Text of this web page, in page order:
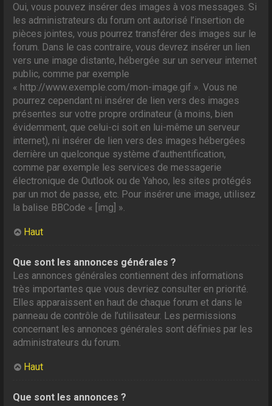
Oui, vous pouvez insérer des images à vos messages. Si
les administrateurs du forum ont autorisé l’insertion de
pièces jointes, vous pourrez transférer des images sur le
forum. Dans le cas contraire, vous devrez insérer un lien
vers une image distante, hébergée sur un serveur internet
public, comme par exemple
« http://www.exemple.com/mon-image.gif ». Vous ne
pourrez cependant ni insérer de lien vers des images
présentes sur votre propre ordinateur (à moins, bien
évidemment, que celui-ci soit en lui-même un serveur
internet), ni insérer de lien vers des images hébergées
derrière un quelconque système d’authentification,
comme par exemple les services de messagerie
électronique de Outlook ou de Yahoo, les sites protégés
par un mot de passe, etc. Pour insérer une image, utilisez
la balise BBCode « [img] ».
Haut
Que sont les annonces générales ?
Les annonces générales contiennent des informations
très importantes que vous devriez consulter en priorité.
Elles apparaissent en haut de chaque forum et dans le
panneau de contrôle de l’utilisateur. Les permissions
concernant les annonces générales sont définies par les
administrateurs du forum.
Haut
Que sont les annonces ?